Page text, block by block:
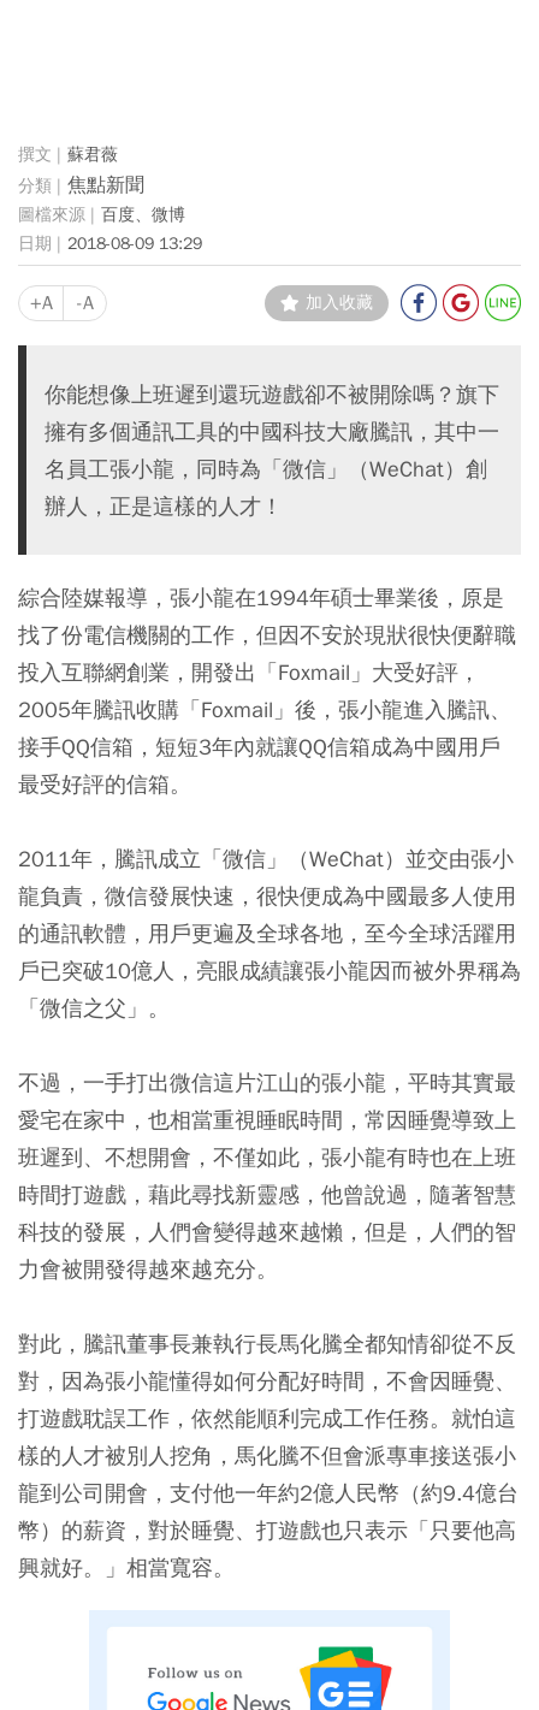
蘇君薇
焦點新聞
百度、微博
2018-08-09 13:29
+A -A 加入收藏
你能想像上班遲到還玩遊戲卻不被開除嗎？旗下
擁有多個通訊工具的中國科技大廠騰訊，其中一
名員工張小龍，同時為「微信」（WeChat）創
辦人，正是這樣的人才！
綜合陸媒報導，張小龍在1994年碩士畢業後，原是
找了份電信機關的工作，但因不安於現狀很快便辭職
投入互聯網創業，開發出「Foxmail」大受好評，
2005年騰訊收購「Foxmail」後，張小龍進入騰訊、
接手QQ信箱，短短3年內就讓QQ信箱成為中國用戶
最受好評的信箱。
2011年，騰訊成立「微信」（WeChat）並交由張小
龍負責，微信發展快速，很快便成為中國最多人使用
的通訊軟體，用戶更遍及全球各地，至今全球活躍用
戶已突破10億人，亮眼成績讓張小龍因而被外界稱為
「微信之父」。
不過，一手打出微信這片江山的張小龍，平時其實最
愛宅在家中，也相當重視睡眠時間，常因睡覺導致上
班遲到、不想開會，不僅如此，張小龍有時也在上班
時間打遊戲，藉此尋找新靈感，他曾說過，隨著智慧
科技的發展，人們會變得越來越懶，但是，人們的智
力會被開發得越來越充分。
對此，騰訊董事長兼執行長馬化騰全都知情卻從不反
對，因為張小龍懂得如何分配好時間，不會因睡覺、
打遊戲耽誤工作，依然能順利完成工作任務。就怕這
樣的人才被別人挖角，馬化騰不但會派專車接送張小
龍到公司開會，支付他一年約2億人民幣（約9.4億台
幣）的薪資，對於睡覺、打遊戲也只表示「只要他高
興就好。」相當寬容。